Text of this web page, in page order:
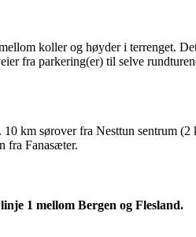
koller og høyder i terrenget.
fra parkering(er) til selve
km sørover fra Nesttun sentrum
fra Fanasæter.
1 mellom Bergen og Flesland.